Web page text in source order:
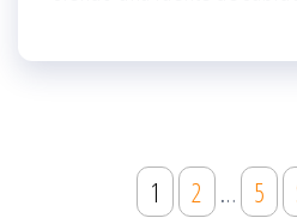
Paginación
1 2 … 5